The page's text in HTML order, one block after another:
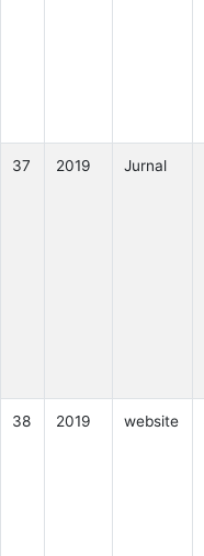
37 2019 Jurnal
38 2019 website